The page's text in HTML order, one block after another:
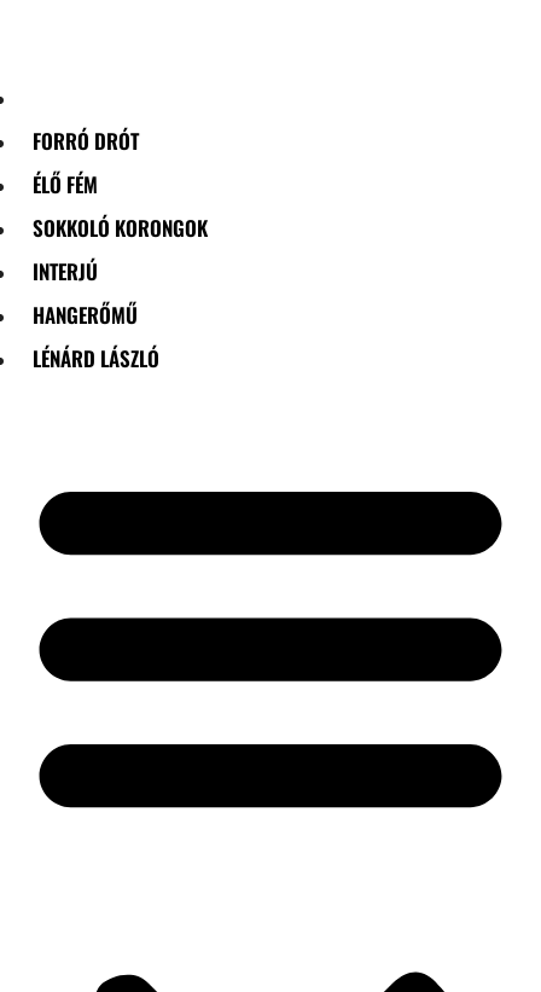
FORRÓ DRÓT
ÉLŐ FÉM
SOKKOLÓ KORONGOK
INTERJÚ
HANGERŐMŰ
LÉNÁRD LÁSZLÓ